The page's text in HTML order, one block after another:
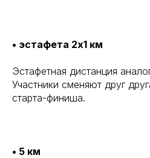
• эстафета 2х1 км
Эстафетная дистанция
Участники сменяют друг
старта-финиша.
• 5 км